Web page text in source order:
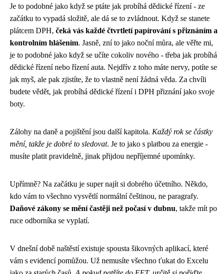
Je to podobné jako když se ptáte jak probíhá dědické řízení- ze
začátku to vypadá složitě, ale dá se to zvládnout. Když se stanete
plátcem DPH, čeká vás každé čtvrtletí papírování s přiznáním a
kontrolním hlášením. Jasně, zní to jako noční můra, ale věřte mi,
je to podobné jako když se učíte cokoliv nového - třeba jak probíhá
dědické řízení nebo řízení auta. Nejdřív z toho máte nervy, potíte se
jak myš, ale pak zjistíte, že to vlastně není žádná věda. Za chvíli
budete vědět, jak probíhá dědické řízení i DPH přiznání jako svoje
boty.
Zálohy na daně a pojištění jsou další kapitola. Každý rok se částky
mění, takže je dobré to sledovat. Je to jako s platbou za energie -
musíte platit pravidelně, jinak přijdou nepříjemné upomínky.
Upřímně? Na začátku je super najít si dobrého účetního. Někdo,
kdo vám to všechno vysvětlí normální češtinou, ne paragrafy.
Daňové zákony se mění častěji než počasí v dubnu, takže mít po
ruce odborníka se vyplatí.
V dnešní době naštěstí existuje spousta šikovných aplikací, které
vám s evidencí pomůžou. Už nemusíte všechno ťukat do Excelu